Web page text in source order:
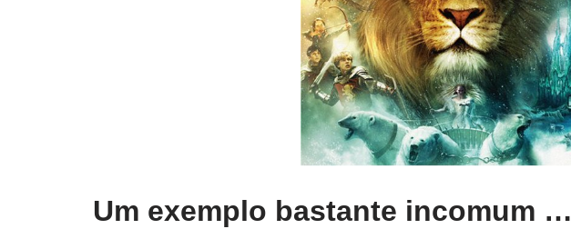
Um exemplo bastante incomum …